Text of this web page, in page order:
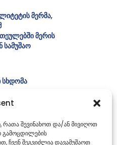
რათა შევინახოთ და/ან მივიღოთ
გამოცდილების
ჩვენ შეგვიძლია დავამუშაოთ
მერმა,
მერის
სხდომა